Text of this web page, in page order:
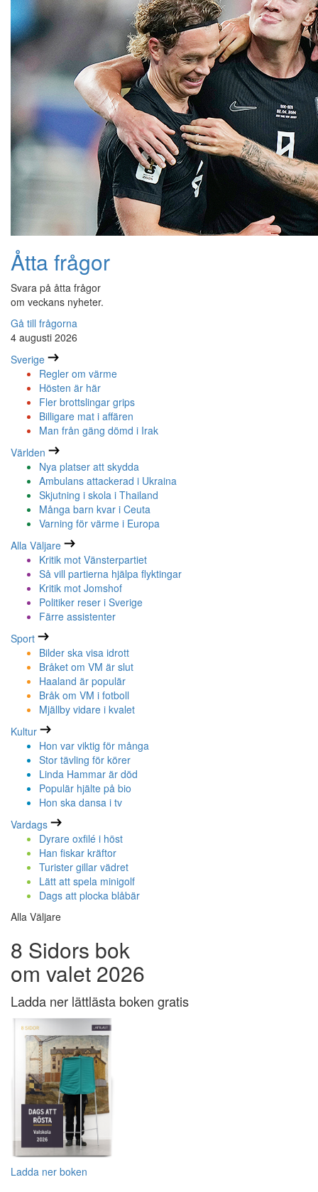
Åtta frågor
Svara på åtta frågor
om veckans nyheter.
Gå till frågorna
4 augusti 2026
Sverige
Regler om värme
Hösten är här
Fler brottslingar grips
Billigare mat i affären
Man från gäng dömd i Irak
Världen
Nya platser att skydda
Ambulans attackerad i Ukraina
Skjutning i skola i Thailand
Många barn kvar i Ceuta
Varning för värme i Europa
Alla Väljare
Kritik mot Vänsterpartiet
Så vill partierna hjälpa flyktingar
Kritik mot Jomshof
Politiker reser i Sverige
Färre assistenter
Sport
Bilder ska visa idrott
Bråket om VM är slut
Haaland är populär
Bråk om VM i fotboll
Mjällby vidare i kvalet
Kultur
Hon var viktig för många
Stor tävling för körer
Linda Hammar är död
Populär hjälte på bio
Hon ska dansa i tv
Vardags
Dyrare oxfilé i höst
Han fiskar kräftor
Turister gillar vädret
Lätt att spela minigolf
Dags att plocka blåbär
Alla Väljare
8 Sidors bok
om valet 2026
Ladda ner lättlästa boken gratis
Ladda ner boken